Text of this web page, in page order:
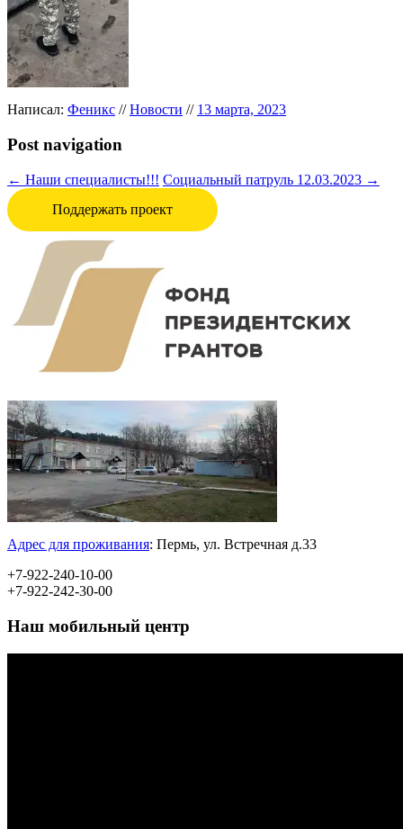
Написал: Феникс // Новости // 13 марта, 2023
Post navigation
← Наши специалисты!!! Социальный патруль 12.03.2023 →
Поддержать проект
Адрес для проживания: Пермь, ул. Встречная д.33
+7-922-240-10-00
+7-922-242-30-00
Наш мобильный центр